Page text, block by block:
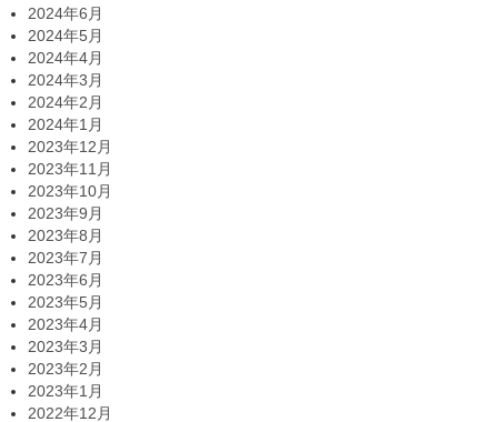
2024年6月
2024年5月
2024年4月
2024年3月
2024年2月
2024年1月
2023年12月
2023年11月
2023年10月
2023年9月
2023年8月
2023年7月
2023年6月
2023年5月
2023年4月
2023年3月
2023年2月
2023年1月
2022年12月